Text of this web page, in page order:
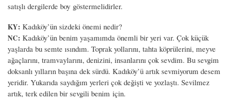
satışlı dergilerde boy göstermelidirler.
KY: Kadıköy’ün sizdeki önemi nedir?
NC: Kadıköy’ün benim yaşamımda önemli bir yeri var. Çok küçük
yaşlarda bu semte ısındım. Toprak yollarını, tahta köprülerini, meyve
ağaçlarını, tramvaylarını, denizini, insanlarını çok sevdim. Bu sevgim
doksanlı yılların başına dek sürdü. Kadıköy’ü artık sevmiyorum desem
yeridir. Yukarıda saydığım yerleri çok değişti ve yozlaştı. Sevilmez
artık, terk edilen bir sevgili benim için.